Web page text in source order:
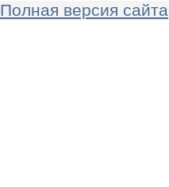
Полная версия сайта